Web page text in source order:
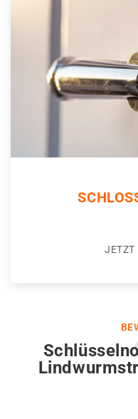
JETZT